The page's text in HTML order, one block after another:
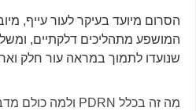
הסרום מיועד בעיקר לעור עייף,
המושפע מתהליכים דלקתיים,
שנועדו לתמוך במראה עור חלק
מה זה בכלל PDRN ולמה כולם מדברים עליו?